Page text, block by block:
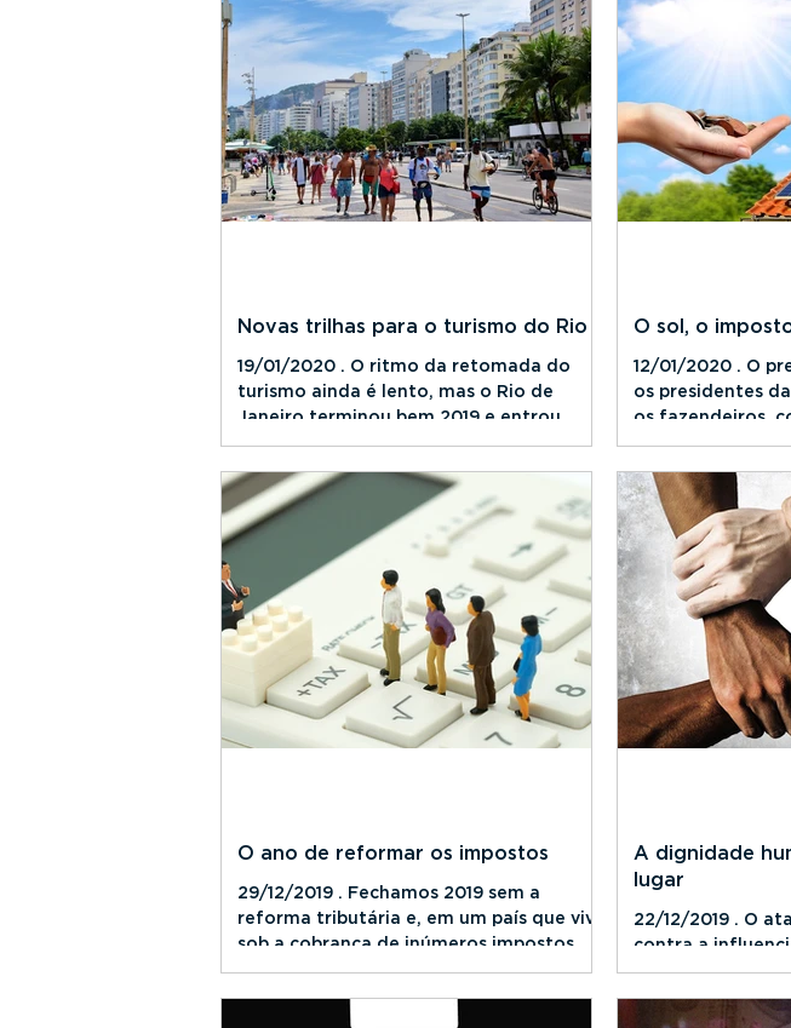
Novas trilhas para o turismo do Rio
19/01/2020 . O ritmo da retomada do
turismo ainda é lento, mas o Rio de
Janeiro terminou bem 2019 e entrou
2020 com boas perspectivas...
O sol, o
12/01/2020 . O
os presidentes
os fazendeiros,
parte dos
O ano de reformar os impostos
29/12/2019 . Fechamos 2019 sem a
reforma tributária e, em um país que vive
sob a cobrança de inúmeros impostos,
A dignidade
lugar
22/12/2019 . O
contra a
na orla da Barra
passado mostra